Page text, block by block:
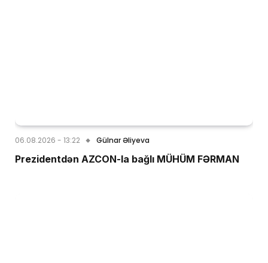
06.08.2026 - 13:22 Gülnar Əliyeva
Prezidentdən AZCON-la bağlı MÜHÜM FƏRMAN